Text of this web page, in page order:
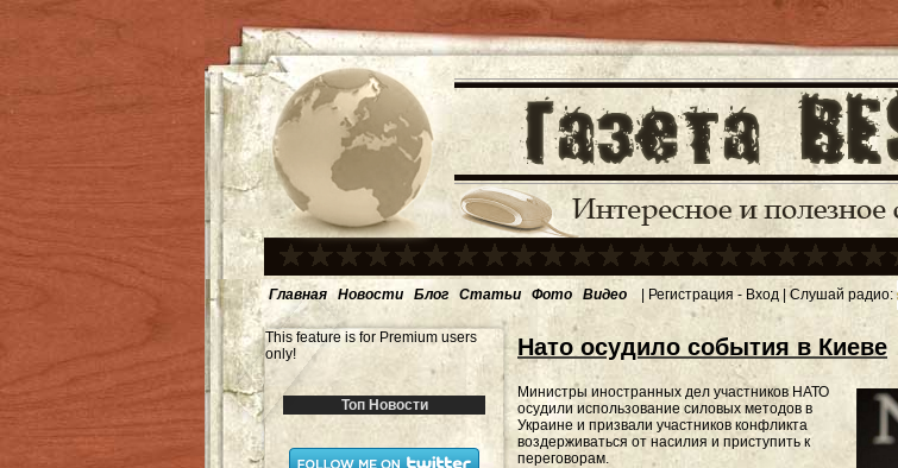
Главная Новости Блог Статьи Фото Видео | Регистрация - Вход | Слушай радио:
This feature is for Premium users
only!
Топ Новости
Нато осудило события в Киеве
Министры иностранных дел участников НАТО
осудили использование силовых методов в
Украине и призвали участников конфликта
воздерживаться от насилия и приступить к
переговорам.